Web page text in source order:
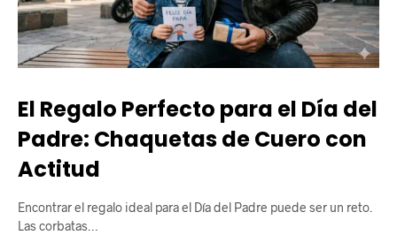
El Regalo Perfecto para el Día del
Padre: Chaquetas de Cuero con
Actitud
​Encontrar el regalo ideal para el Día del Padre puede ser un reto.
Las corbatas…